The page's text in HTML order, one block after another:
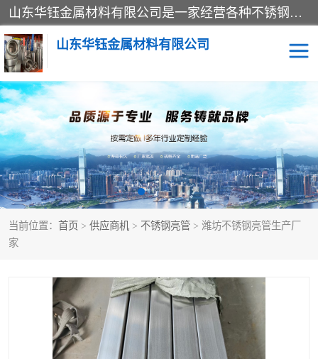
山东华钰金属材料有限公司是一家经营各种不锈钢管材、板材、圆钢、法兰、封头、型材等产品的公司；主营产品有：不锈钢管，激光切割，管件标准件，不锈钢圆钢，不锈钢人孔，不锈钢亮管，不锈钢角钢，不锈钢加工，不锈钢管子，不锈钢工业方管，不锈钢封头，不锈钢法兰，不锈钢阀门，不锈钢槽钢，不锈钢扁钢，不锈钢板等；可为客户制作各种规格的型材及不锈钢配件、非标准件及各种容器具等，能满足客户的不同采购要求。
山东华钰金属材料有限公司
当前位置： 首页 > 供应商机 > 不锈钢亮管 > 潍坊不锈钢亮管生产厂
家
不锈钢管 激光切割
管件标准件 不锈钢圆钢
不锈钢人孔 不锈钢亮管
不锈钢角钢 不锈钢加工
不锈钢封头 不锈钢法兰
不锈钢阀门 不锈钢槽钢